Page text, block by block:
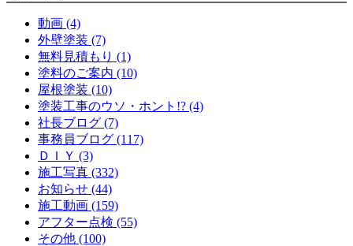
動画 (4)
外壁塗装 (7)
無料見積もり (1)
塗料のご案内 (10)
屋根塗装 (10)
塗装工事のウソ・ホント!? (4)
社長ブログ (7)
事務員ブログ (117)
ＤＩＹ (3)
施工写真 (332)
お知らせ (44)
施工動画 (159)
アフター点検 (55)
その他 (100)